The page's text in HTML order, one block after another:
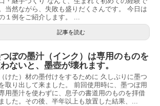
当然ながら、失敗も盛りだくさんです。 今日は
１例をご紹介します。 ...
記事を読む
ぼの墨汁（インク）は専用のものを
ないと、墨壺が壊れます。
けた）材の墨付けをするために 久しぶりに墨つ
取り出して来ました。 前回使用時に、墨つぼ用
用墨汁を使わずに、息子の書道用のものを拝借
した。その後、半年以上も放置した結果、...